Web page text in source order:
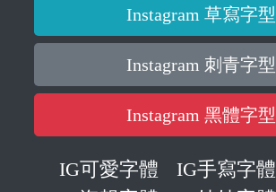
Instagram 草寫字型
Instagram 刺青字型
Instagram 黑體字型
IG可愛字體
IG手寫字體